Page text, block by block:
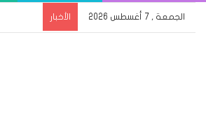
الجمعة , 7 أغسطس 2026 الأخبار